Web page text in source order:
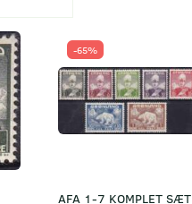
-65%
AFA 1-7 KOMPLET SÆT